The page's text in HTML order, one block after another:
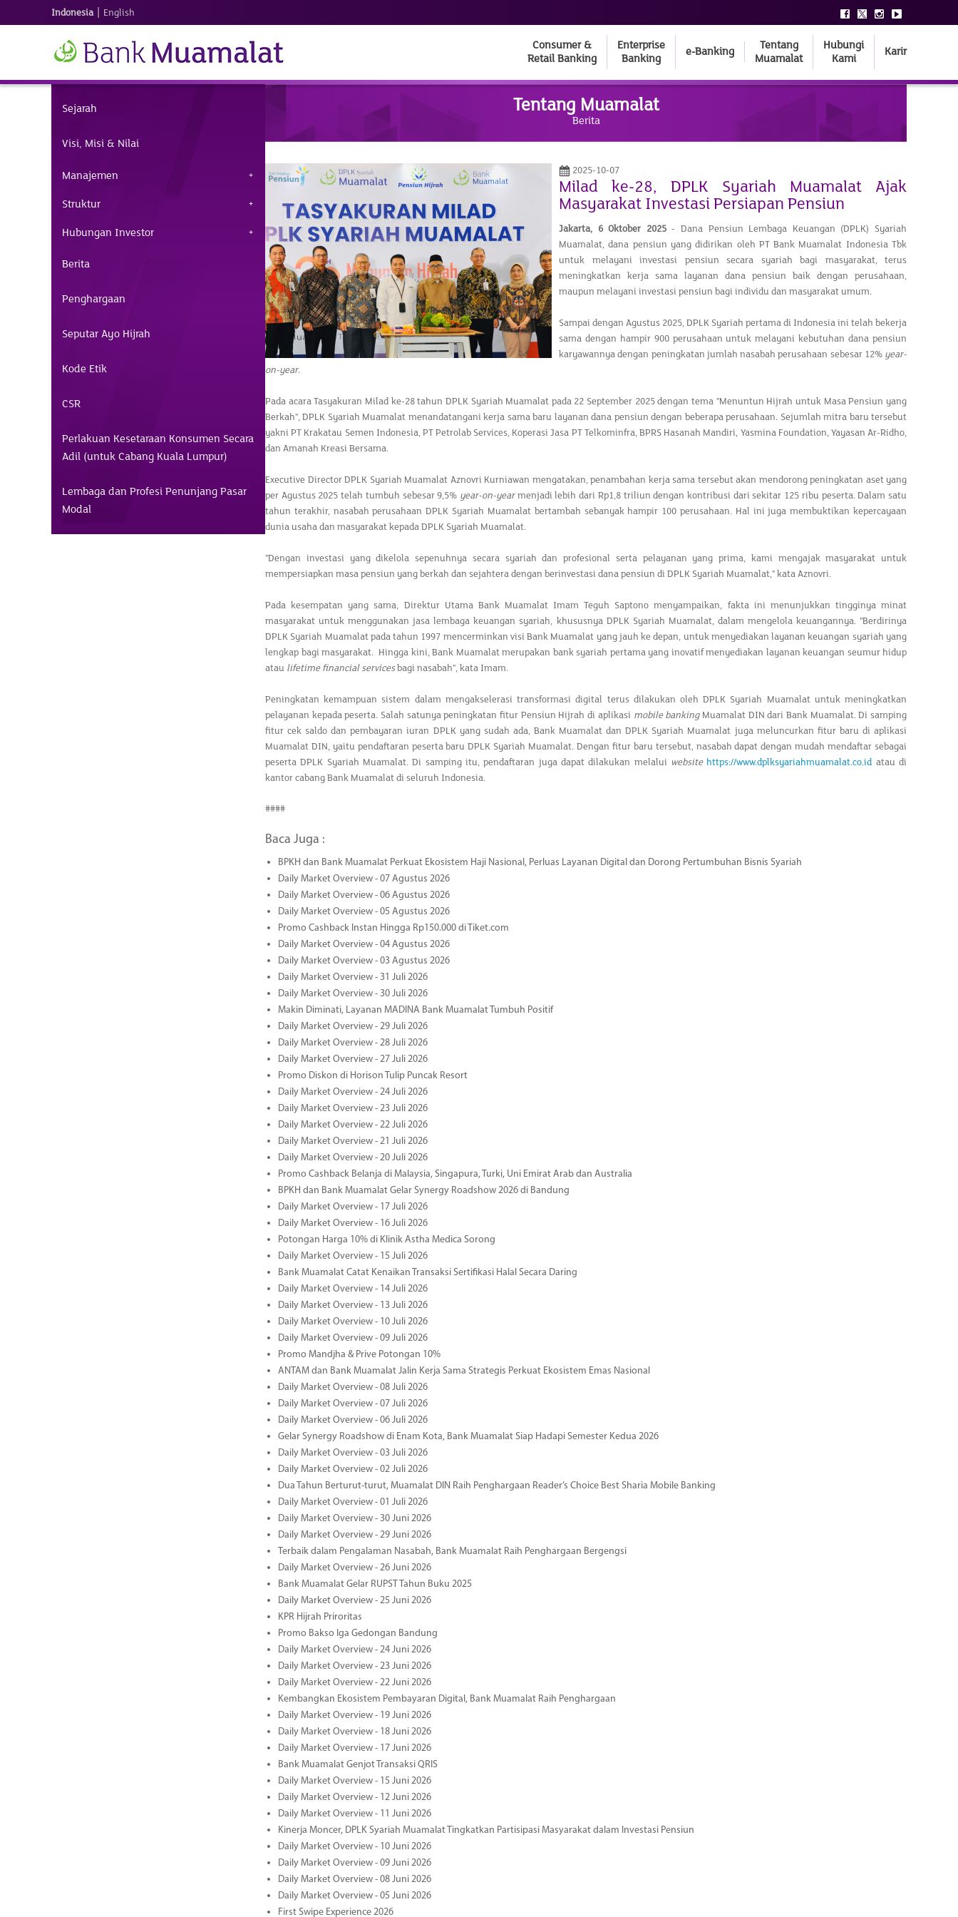
Indonesia | English
Consumer &
Retail Banking
Enterprise
Banking
e-Banking
Tentang
Muamalat
Hubungi
Kami
Karir
Sejarah
Visi, Misi & Nilai
Manajemen
Struktur
Hubungan Investor
Berita
Penghargaan
Seputar Ayo Hijrah
Kode Etik
CSR
Perlakuan Kesetaraan Konsumen Secara
Adil (untuk Cabang Kuala Lumpur)
Lembaga dan Profesi Penunjang Pasar
Modal
Tentang Muamalat
Berita
2025-10-07
Milad ke-28, DPLK Syariah Muamalat Ajak
Masyarakat Investasi Persiapan Pensiun
Jakarta, 6 Oktober 2025- Dana Pensiun Lembaga Keuangan (DPLK) Syariah
Muamalat, dana pensiun yang didirikan oleh PT Bank Muamalat Indonesia Tbk
untuk melayani investasi pensiun secara syariah bagi masyarakat, terus
meningkatkan kerja sama layanan dana pensiun baik dengan perusahaan,
maupun melayani investasi pensiun bagi individu dan masyarakat umum.
Sampai dengan Agustus 2025, DPLK Syariah pertama di Indonesia ini telah bekerja
sama dengan hampir 900 perusahaan untuk melayani kebutuhan dana pensiun
karyawannya dengan peningkatan jumlah nasabah perusahaan sebesar 12% year-
on-year.
Pada acara Tasyakuran Milad ke-28 tahun DPLK Syariah Muamalat pada 22 September 2025 dengan tema "Menuntun Hijrah untuk Masa Pensiun yang
Berkah", DPLK Syariah Muamalat menandatangani kerja sama baru layanan dana pensiun dengan beberapa perusahaan. Sejumlah mitra baru tersebut
yakni PT Krakatau Semen Indonesia, PT Petrolab Services, Koperasi Jasa PT Telkominfra, BPRS Hasanah Mandiri, Yasmina Foundation, Yayasan Ar-Ridho,
dan Amanah Kreasi Bersama.
Executive Director DPLK Syariah Muamalat Aznovri Kurniawan mengatakan, penambahan kerja sama tersebut akan mendorong peningkatan aset yang
per Agustus 2025 telah tumbuh sebesar 9,5% year-on-yearmenjadi lebih dari Rp1,8 triliun dengan kontribusi dari sekitar 125 ribu peserta. Dalam satu
tahun terakhir, nasabah perusahaan DPLK Syariah Muamalat bertambah sebanyak hampir 100 perusahaan. Hal ini juga membuktikan kepercayaan
dunia usaha dan masyarakat kepada DPLK Syariah Muamalat.
"Dengan investasi yang dikelola sepenuhnya secara syariah dan profesional serta pelayanan yang prima, kami mengajak masyarakat untuk
mempersiapkan masa pensiun yang berkah dan sejahtera dengan berinvestasi dana pensiun di DPLK Syariah Muamalat," kata Aznovri.
Pada kesempatan yang sama, Direktur Utama Bank Muamalat Imam Teguh Saptono menyampaikan, fakta ini menunjukkan tingginya minat
masyarakat untuk menggunakan jasa lembaga keuangan syariah, khususnya DPLK Syariah Muamalat, dalam mengelola keuangannya. "Berdirinya
DPLK Syariah Muamalat pada tahun 1997 mencerminkan visi Bank Muamalat yang jauh ke depan, untuk menyediakan layanan keuangan syariah yang
lengkap bagi masyarakat. Hingga kini, Bank Muamalat merupakan bank syariah pertama yang inovatif menyediakan layanan keuangan seumur hidup
atau lifetime financial servicesbagi nasabah", kata Imam.
Peningkatan kemampuan sistem dalam mengakselerasi transformasi digital terus dilakukan oleh DPLK Syariah Muamalat untuk meningkatkan
pelayanan kepada peserta. Salah satunya peningkatan fitur Pensiun Hijrah di aplikasi mobile bankingMuamalat DIN dari Bank Muamalat. Di samping
fitur cek saldo dan pembayaran iuran DPLK yang sudah ada, Bank Muamalat dan DPLK Syariah Muamalat juga meluncurkan fitur baru di aplikasi
Muamalat DIN, yaitu pendaftaran peserta baru DPLK Syariah Muamalat. Dengan fitur baru tersebut, nasabah dapat dengan mudah mendaftar sebagai
peserta DPLK Syariah Muamalat. Di samping itu, pendaftaran juga dapat dilakukan melalui website https://www.dplksyariahmuamalat.co.id atau di
kantor cabang Bank Muamalat di seluruh Indonesia.
####
Baca Juga :
BPKH dan Bank Muamalat Perkuat Ekosistem Haji Nasional, Perluas Layanan Digital dan Dorong Pertumbuhan Bisnis Syariah
Daily Market Overview - 07 Agustus 2026
Daily Market Overview - 06 Agustus 2026
Daily Market Overview - 05 Agustus 2026
Promo Cashback Instan Hingga Rp150.000 di Tiket.com
Daily Market Overview - 04 Agustus 2026
Daily Market Overview - 03 Agustus 2026
Daily Market Overview - 31 Juli 2026
Daily Market Overview - 30 Juli 2026
Makin Diminati, Layanan MADINA Bank Muamalat Tumbuh Positif
Daily Market Overview - 29 Juli 2026
Daily Market Overview - 28 Juli 2026
Daily Market Overview - 27 Juli 2026
Promo Diskon di Horison Tulip Puncak Resort
Daily Market Overview - 24 Juli 2026
Daily Market Overview - 23 Juli 2026
Daily Market Overview - 22 Juli 2026
Daily Market Overview - 21 Juli 2026
Daily Market Overview - 20 Juli 2026
Promo Cashback Belanja di Malaysia, Singapura, Turki, Uni Emirat Arab dan Australia
BPKH dan Bank Muamalat Gelar Synergy Roadshow 2026 di Bandung
Daily Market Overview - 17 Juli 2026
Daily Market Overview - 16 Juli 2026
Potongan Harga 10% di Klinik Astha Medica Sorong
Daily Market Overview - 15 Juli 2026
Bank Muamalat Catat Kenaikan Transaksi Sertifikasi Halal Secara Daring
Daily Market Overview - 14 Juli 2026
Daily Market Overview - 13 Juli 2026
Daily Market Overview - 10 Juli 2026
Daily Market Overview - 09 Juli 2026
Promo Mandjha & Prive Potongan 10%
ANTAM dan Bank Muamalat Jalin Kerja Sama Strategis Perkuat Ekosistem Emas Nasional
Daily Market Overview - 08 Juli 2026
Daily Market Overview - 07 Juli 2026
Daily Market Overview - 06 Juli 2026
Gelar Synergy Roadshow di Enam Kota, Bank Muamalat Siap Hadapi Semester Kedua 2026
Daily Market Overview - 03 Juli 2026
Daily Market Overview - 02 Juli 2026
Dua Tahun Berturut-turut, Muamalat DIN Raih Penghargaan Reader’s Choice Best Sharia Mobile Banking
Daily Market Overview - 01 Juli 2026
Daily Market Overview - 30 Juni 2026
Daily Market Overview - 29 Juni 2026
Terbaik dalam Pengalaman Nasabah, Bank Muamalat Raih Penghargaan Bergengsi
Daily Market Overview - 26 Juni 2026
Bank Muamalat Gelar RUPST Tahun Buku 2025
Daily Market Overview - 25 Juni 2026
KPR Hijrah Priroritas
Promo Bakso Iga Gedongan Bandung
Daily Market Overview - 24 Juni 2026
Daily Market Overview - 23 Juni 2026
Daily Market Overview - 22 Juni 2026
Kembangkan Ekosistem Pembayaran Digital, Bank Muamalat Raih Penghargaan
Daily Market Overview - 19 Juni 2026
Daily Market Overview - 18 Juni 2026
Daily Market Overview - 17 Juni 2026
Bank Muamalat Genjot Transaksi QRIS
Daily Market Overview - 15 Juni 2026
Daily Market Overview - 12 Juni 2026
Daily Market Overview - 11 Juni 2026
Kinerja Moncer, DPLK Syariah Muamalat Tingkatkan Partisipasi Masyarakat dalam Investasi Pensiun
Daily Market Overview - 10 Juni 2026
Daily Market Overview - 09 Juni 2026
Daily Market Overview - 08 Juni 2026
Daily Market Overview - 05 Juni 2026
First Swipe Experience 2026